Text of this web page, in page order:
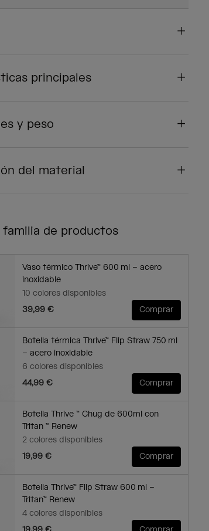
principales
y peso
del material
familia de productos
Vaso térmico Thrive™ 600 ml – acero
inoxidable
10 colores disponibles
39,99 €
Comprar
Botella térmica Thrive™ Flip Straw 750 ml
– acero inoxidable
6 colores disponibles
44,99 €
Comprar
Botella Thrive ™ Chug de 600ml con
Tritan ™ Renew
2 colores disponibles
19,99 €
Comprar
Botella Thrive™ Flip Straw 600 ml –
Tritan™ Renew
4 colores disponibles